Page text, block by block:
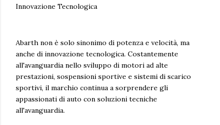
Innovazione Tecnologica
Abarth non è solo sinonimo di potenza e velocità, ma
anche di innovazione tecnologica. Costantemente
all'avanguardia nello sviluppo di motori ad alte
prestazioni, sospensioni sportive e sistemi di scarico
sportivi, il marchio continua a sorprendere gli
appassionati di auto con soluzioni tecniche
all'avanguardia.